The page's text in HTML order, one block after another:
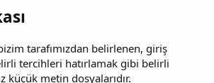
tarafımızdan belirlenen, giriş
tercihleri hatırlamak gibi belirli
küçük metin dosyalarıdır.